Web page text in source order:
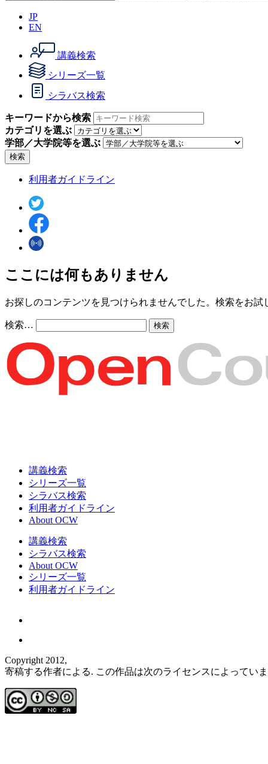
JP
EN
講義検索
シリーズ一覧
シラバス検索
キーワードから検索
カテゴリを選ぶ
学部／大学院等を選ぶ
検索
利用者ガイドライン
ここには何もありません
お探しのコンテンツを見つけられませんでした。検索をお試
検索…
講義検索
シリーズ一覧
シラバス検索
利用者ガイドライン
About OCW
講義検索
シラバス検索
About OCW
シリーズ一覧
利用者ガイドライン
Copyright 2012,
寄稿する作者による. この作品は次のライセンスによってい